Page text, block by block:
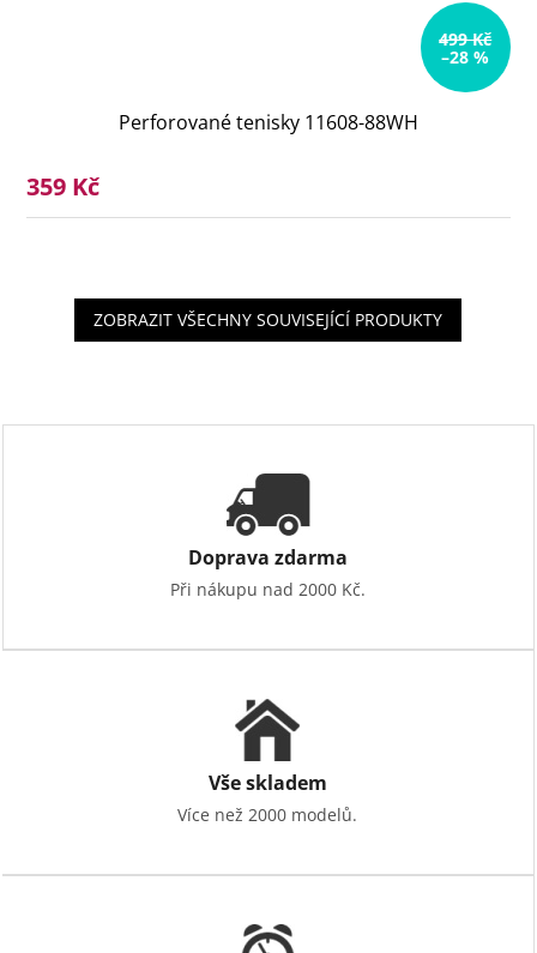
499 Kč
–28 %
Perforované tenisky 11608-88WH
359 Kč
ZOBRAZIT VŠECHNY SOUVISEJÍCÍ PRODUKTY
Doprava zdarma
Při nákupu nad 2000 Kč.
Vše skladem
Více než 2000 modelů.